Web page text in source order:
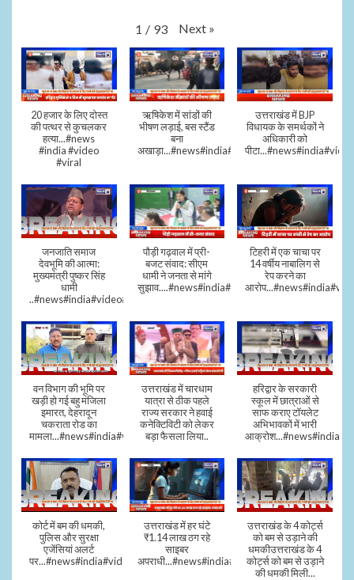
1 / 93 Next »
20 हजार के लिए दोस्त
की पत्थर से कुचलकर
हत्या...#news
#india #video
#viral
ऋषिकेश में सांडों की
भीषण लड़ाई, बस स्टैंड
बना
अखाड़ा...#news#india#video#viral
उत्तराखंड में BJP
विधायक के समर्थकों ने
अधिकारी को
जनजाति समाज
देवभूमि की आत्मा:
मुख्यमंत्री पुष्कर सिंह
धामी
..#news#india#video#viral
पौड़ी गढ़वाल में प्री-
बजट संवाद: सीएम
धामी ने जनता से मांगे
सुझाव....#news#india#video#viral
टिहरी में एक चाचा पर
14 वर्षीय नाबालिग से
रेप करने का
वन विभाग की भूमि पर
खड़ी हो गई बहु मंजिला
इमारत, देहरादून
चकराता रोड का
मामला...#news#india#video
उत्तराखंड में चारधाम
यात्रा से ठीक पहले
राज्य सरकार ने हवाई
कनेक्टिविटी को लेकर
बड़ा फैसला लिया..
हरिद्वार के सरकारी
स्कूल में छात्राओं से
साफ कराए टॉयलेट
अभिभावकों में भारी
आक्रोश...#news#india
कोर्ट में बम की धमकी,
पुलिस और सुरक्षा
एजेंसियां अलर्ट
पर...#news#india#video#viral
उत्तराखंड में हर घंटे
₹1.14 लाख ठग रहे
साइबर
अपराधी...#news#india#video#viral
उत्तराखंड के 4 कोर्ट्स
को बम से उड़ाने की
धमकीउत्तराखंड के 4
कोर्ट्स को बम से उड़ाने
की धमकी मिली...